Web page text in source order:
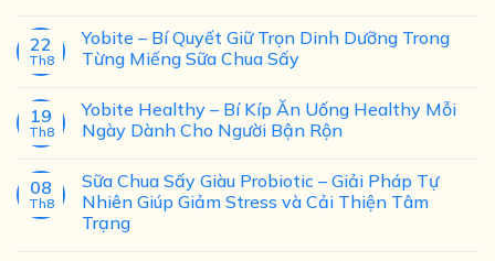
22
Th8
Yobite – Bí Quyết Giữ Trọn Dinh Dưỡng Trong
Từng Miếng Sữa Chua Sấy
19
Th8
Yobite Healthy – Bí Kíp Ăn Uống Healthy Mỗi
Ngày Dành Cho Người Bận Rộn
08
Th8
Sữa Chua Sấy Giàu Probiotic – Giải Pháp Tự
Nhiên Giúp Giảm Stress và Cải Thiện Tâm
Trạng